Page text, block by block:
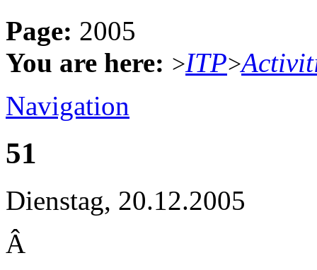
Page: 2005
You are here: >ITP>
Navigation
51
Dienstag, 20.12.2005
Â